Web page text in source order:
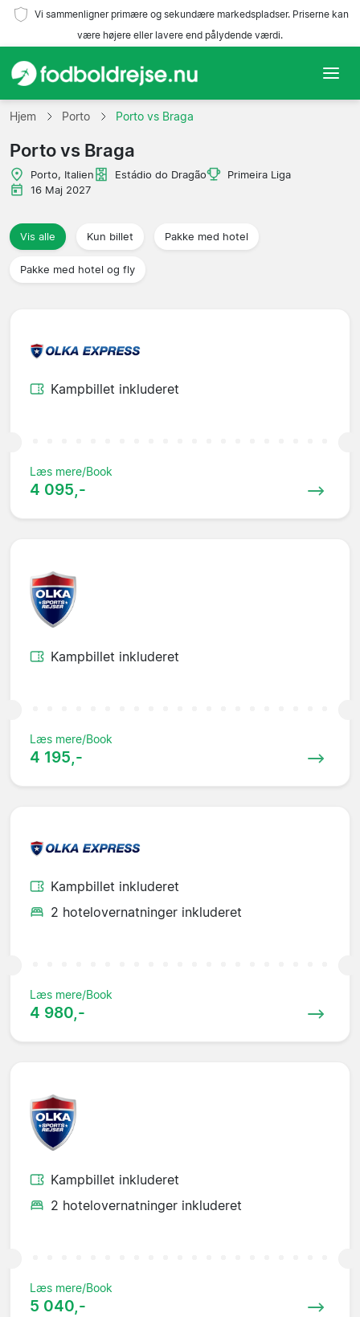
Vi sammenligner primære og sekundære markedspladser. Priserne kan
være højere eller lavere end pålydende værdi.
Hjem
Hold
Ligaer
Rejsebureauer
Hjem Porto Porto vs Braga
Porto vs Braga
Porto, Italien Estádio do Dragão
Primeira Liga
16 Maj 2027
Vis alle Kun billet Pakke med hotel
Pakke med hotel og fly
Kampbillet inkluderet
Læs mere/Book
4 095,-
Kampbillet inkluderet
Læs mere/Book
4 195,-
Kampbillet inkluderet
2 hotelovernatninger inkluderet
Læs mere/Book
4 980,-
Kampbillet inkluderet
2 hotelovernatninger inkluderet
Læs mere/Book
5 040,-